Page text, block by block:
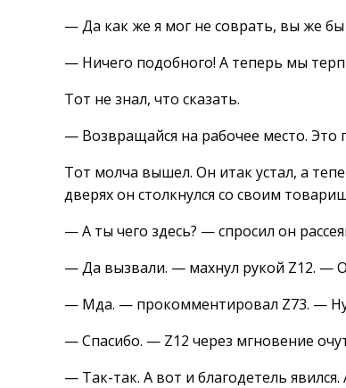
— Да как же я мог не соврать, вы же
— Ничего подобного! А теперь мы
Тот не знал, что сказать.
— Возвращайся на рабочее место. Это
Тот молча вышел. Он итак устал, а
дверях он столкнулся со своим
— А ты чего здесь? — спросил он
— Да вызвали. — махнул рукой Z12. —
— Мда. — прокомментировал Z73. —
— Спасибо. — Z12 через мгновение
— Так-так. А вот и благодетель